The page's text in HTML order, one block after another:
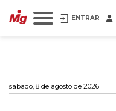
ENTRAR
sábado, 8 de agosto de 2026